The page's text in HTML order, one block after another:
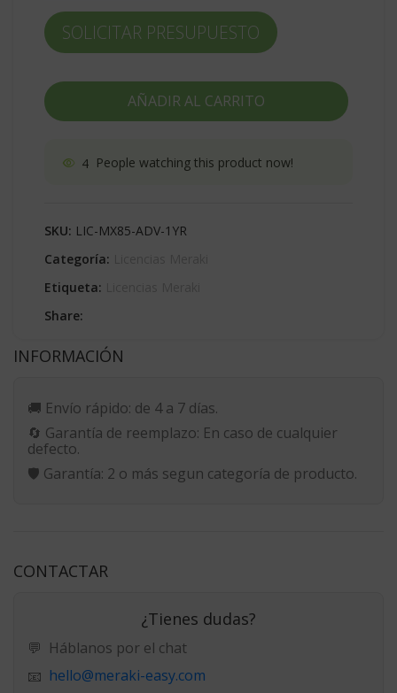
AÑADIR AL CARRITO
SOLICITAR PRESUPUESTO
4 People watching this product now!
SKU: LIC-MX85-ADV-1YR
Categoría:
Etiqueta:
Share:
INFORMACIÓN
🚚 Envío rápido: de 4 a 7 días.
🔄 Garantía de reemplazo: En caso de cualquier
defecto.
🛡️ Garantía: 2 o más segun categoría de producto.
CONTACTAR
¿Tienes dudas?
💬 Háblanos por el chat
📧 hello@meraki-easy.com